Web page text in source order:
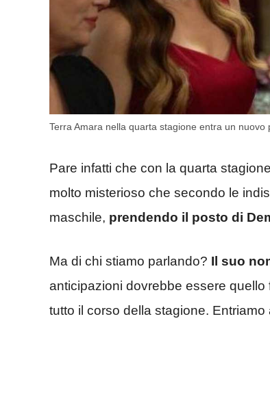
Terra Amara nella quarta stagione entra un
Pare infatti che con la quarta
molto misterioso che secondo le
maschile, prendendo il posto di
Ma di chi stiamo parlando? Il suo
anticipazioni dovrebbe essere
tutto il corso della stagione.